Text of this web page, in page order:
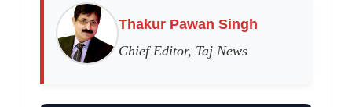
Thakur Pawan Singh
Chief Editor, Taj News